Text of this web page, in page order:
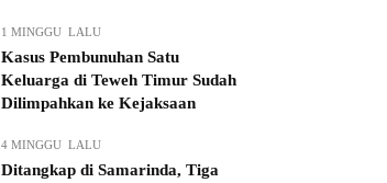
1 MINGGU LALU
Kasus Pembunuhan Satu
Keluarga di Teweh Timur Sudah
Dilimpahkan ke Kejaksaan
4 MINGGU LALU
Ditangkap di Samarinda, Tiga